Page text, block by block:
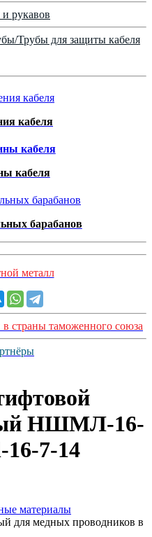
рукавов
Трубы для защиты кабеля
кабеля
кабеля
барабанов
металл
страны таможенного союза
НШМЛ-16-
16-7-14
материалы
для медных проводников в